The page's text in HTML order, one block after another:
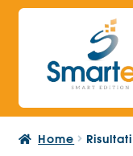
Vai
navigazione
Vai
contenuto
Home